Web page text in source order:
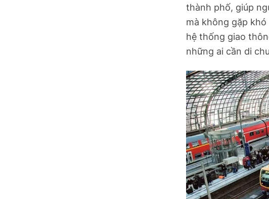
thành phố, giúp
mà không gặp
hệ thống giao
những ai cần di